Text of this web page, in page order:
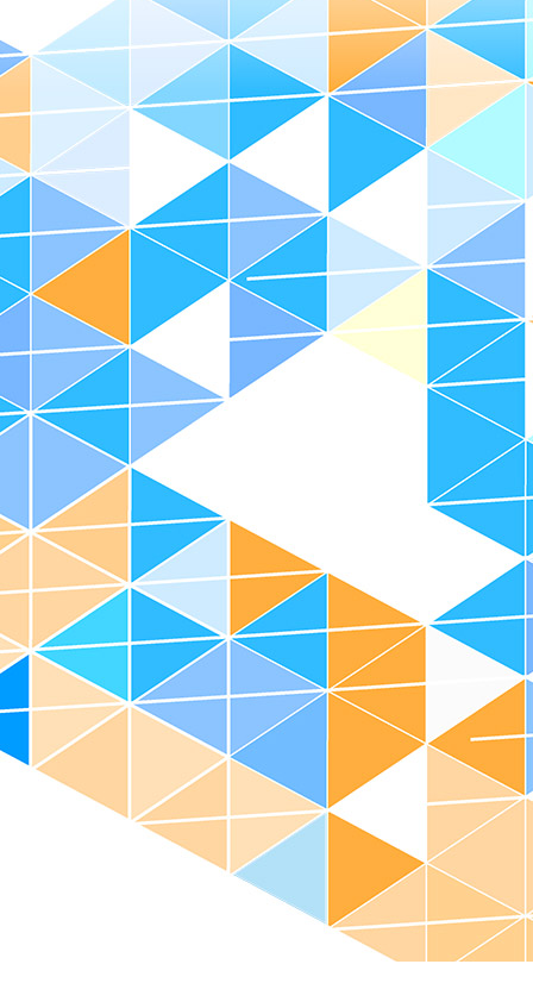
役員紹介
組織図
会員について
会員の権利
会員企業
会員のお申込み
お問い合わせ先
所在地